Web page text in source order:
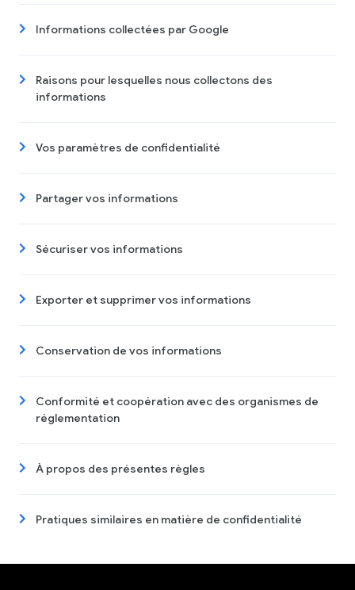
Informations collectées par Google
Raisons pour lesquelles nous collectons des
informations
Vos paramètres de confidentialité
Partager vos informations
Sécuriser vos informations
Exporter et supprimer vos informations
Conservation de vos informations
Conformité et coopération avec des organismes de
réglementation
À propos des présentes règles
Pratiques similaires en matière de confidentialité